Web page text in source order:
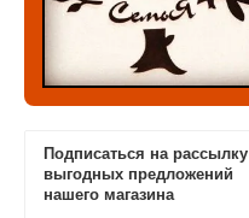
Подписаться на рассылку
выгодных предложений
нашего магазина